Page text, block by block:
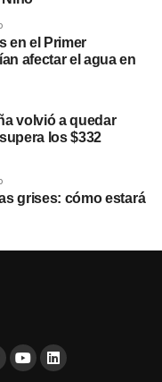
en el Primer
afectar el agua en
volvió a quedar
los $332
grises: cómo estará